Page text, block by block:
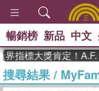
暢銷榜 新品 中文
指標大獎肯定！
搜尋結果/